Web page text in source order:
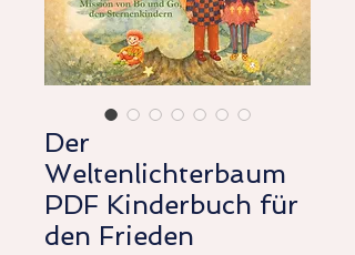
Der
Weltenlichterbaum
PDF Kinderbuch für
den Frieden